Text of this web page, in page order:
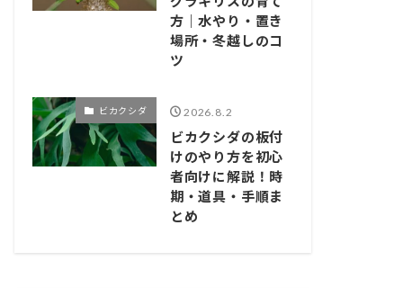
方｜水やり・置き
場所・冬越しのコ
ツ
ビカクシダ 2026.8.2
ビカクシダの板付
けのやり方を初心
者向けに解説！時
期・道具・手順ま
とめ